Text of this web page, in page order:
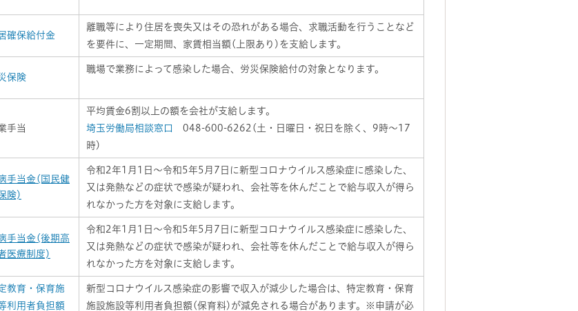
確保給付金
離職等により住居を喪失又はその恐れがある場合、求職活動を行うことなど
を要件に、一定期間、家賃相当額(上限あり)を支給します。
保険
職場で業務によって感染した場合、労災保険給付の対象となります。
手当
平均賃金6割以上の額を会社が支給します。
埼玉労働局相談窓口
048-600-6262(土・日曜日・祝日を除く、9時～17
時)
手当金(国民健
険)
令和2年1月1日～令和5年5月7日に新型コロナウイルス感染症に感染した、
又は発熱などの症状で感染が疑われ、会社等を休んだことで給与収入が得ら
れなかった方を対象に支給します。
手当金(後期高
医療制度)
令和2年1月1日～令和5年5月7日に新型コロナウイルス感染症に感染した、
又は発熱などの症状で感染が疑われ、会社等を休んだことで給与収入が得ら
れなかった方を対象に支給します。
教育・保育施
利用者負担額
新型コロナウイルス感染症の影響で収入が減少した場合は、特定教育・保育
施設施設等利用者負担額(保育料)が減免される場合があります。※申請が必